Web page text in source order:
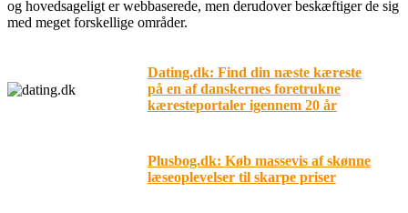
og hovedsageligt er webbaserede, men derudover beskæftiger de sig
med meget forskellige områder.
Dating.dk: Find din næste kæreste
på en af danskernes foretrukne
kæresteportaler igennem 20 år
Plusbog.dk: Køb massevis af skønne
læseoplevelser til skarpe priser